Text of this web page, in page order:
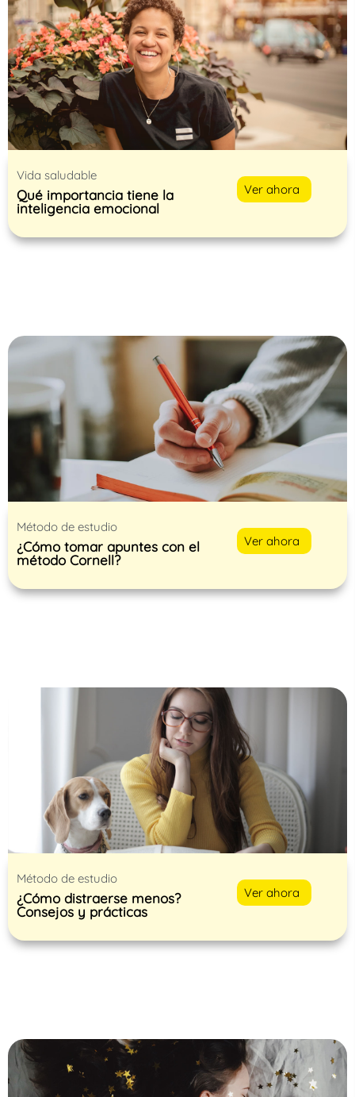
Vida saludable
Qué importancia tiene la
inteligencia emocional
Ver ahora
Método de estudio
¿Cómo tomar apuntes con el
método Cornell?
Ver ahora
Método de estudio
¿Cómo distraerse menos?
Consejos y prácticas
Ver ahora